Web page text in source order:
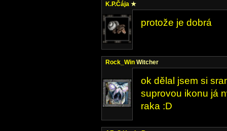
K.P.Čája ★
protože je dobrá
Rock_Win Witcher
ok dělal jsem si
suprovou ikonu já
raka :D